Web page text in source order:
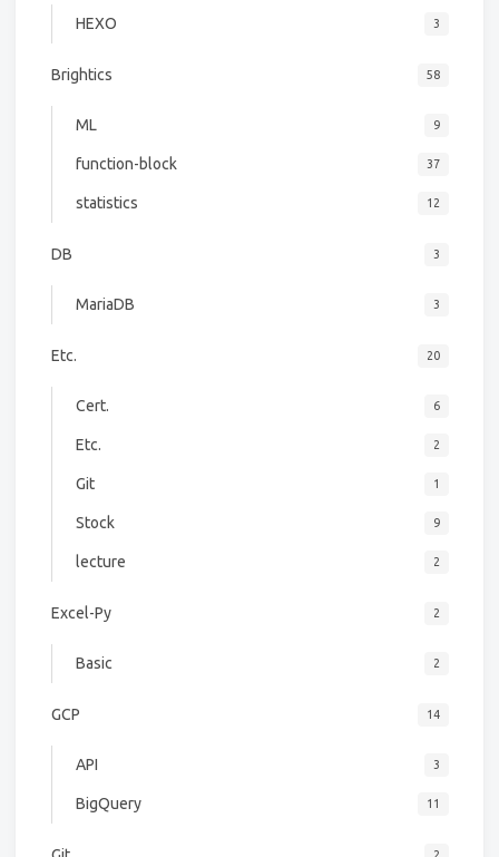
HEXO 3
Brightics 58
ML 9
function-block 37
statistics 12
DB 3
MariaDB 3
Etc. 20
Cert. 6
Etc. 2
Git 1
Stock 9
lecture 2
Excel-Py 2
Basic 2
GCP 14
API 3
BigQuery 11